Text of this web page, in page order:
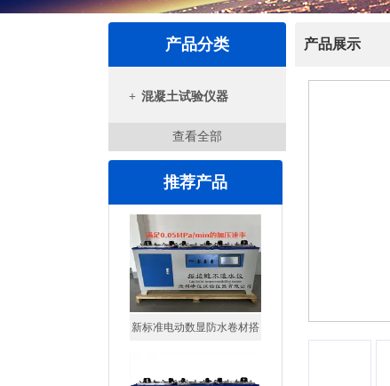
产品分类
+ 混凝土试验仪器
查看全部
推荐产品
新标准电动数显防水卷材搭
接缝不透水仪
产品展示